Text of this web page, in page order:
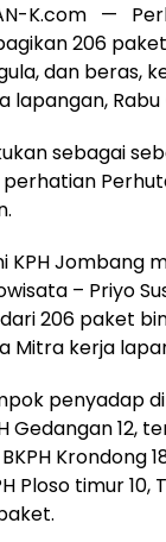
K.com —
206
dan beras,
lapangan,
sebagai
KPH Jombang
– Priyo
206 paket
Mitra kerja
penyadap di
Gedangan 12,
BKPH Krondong
Ploso timur 10,